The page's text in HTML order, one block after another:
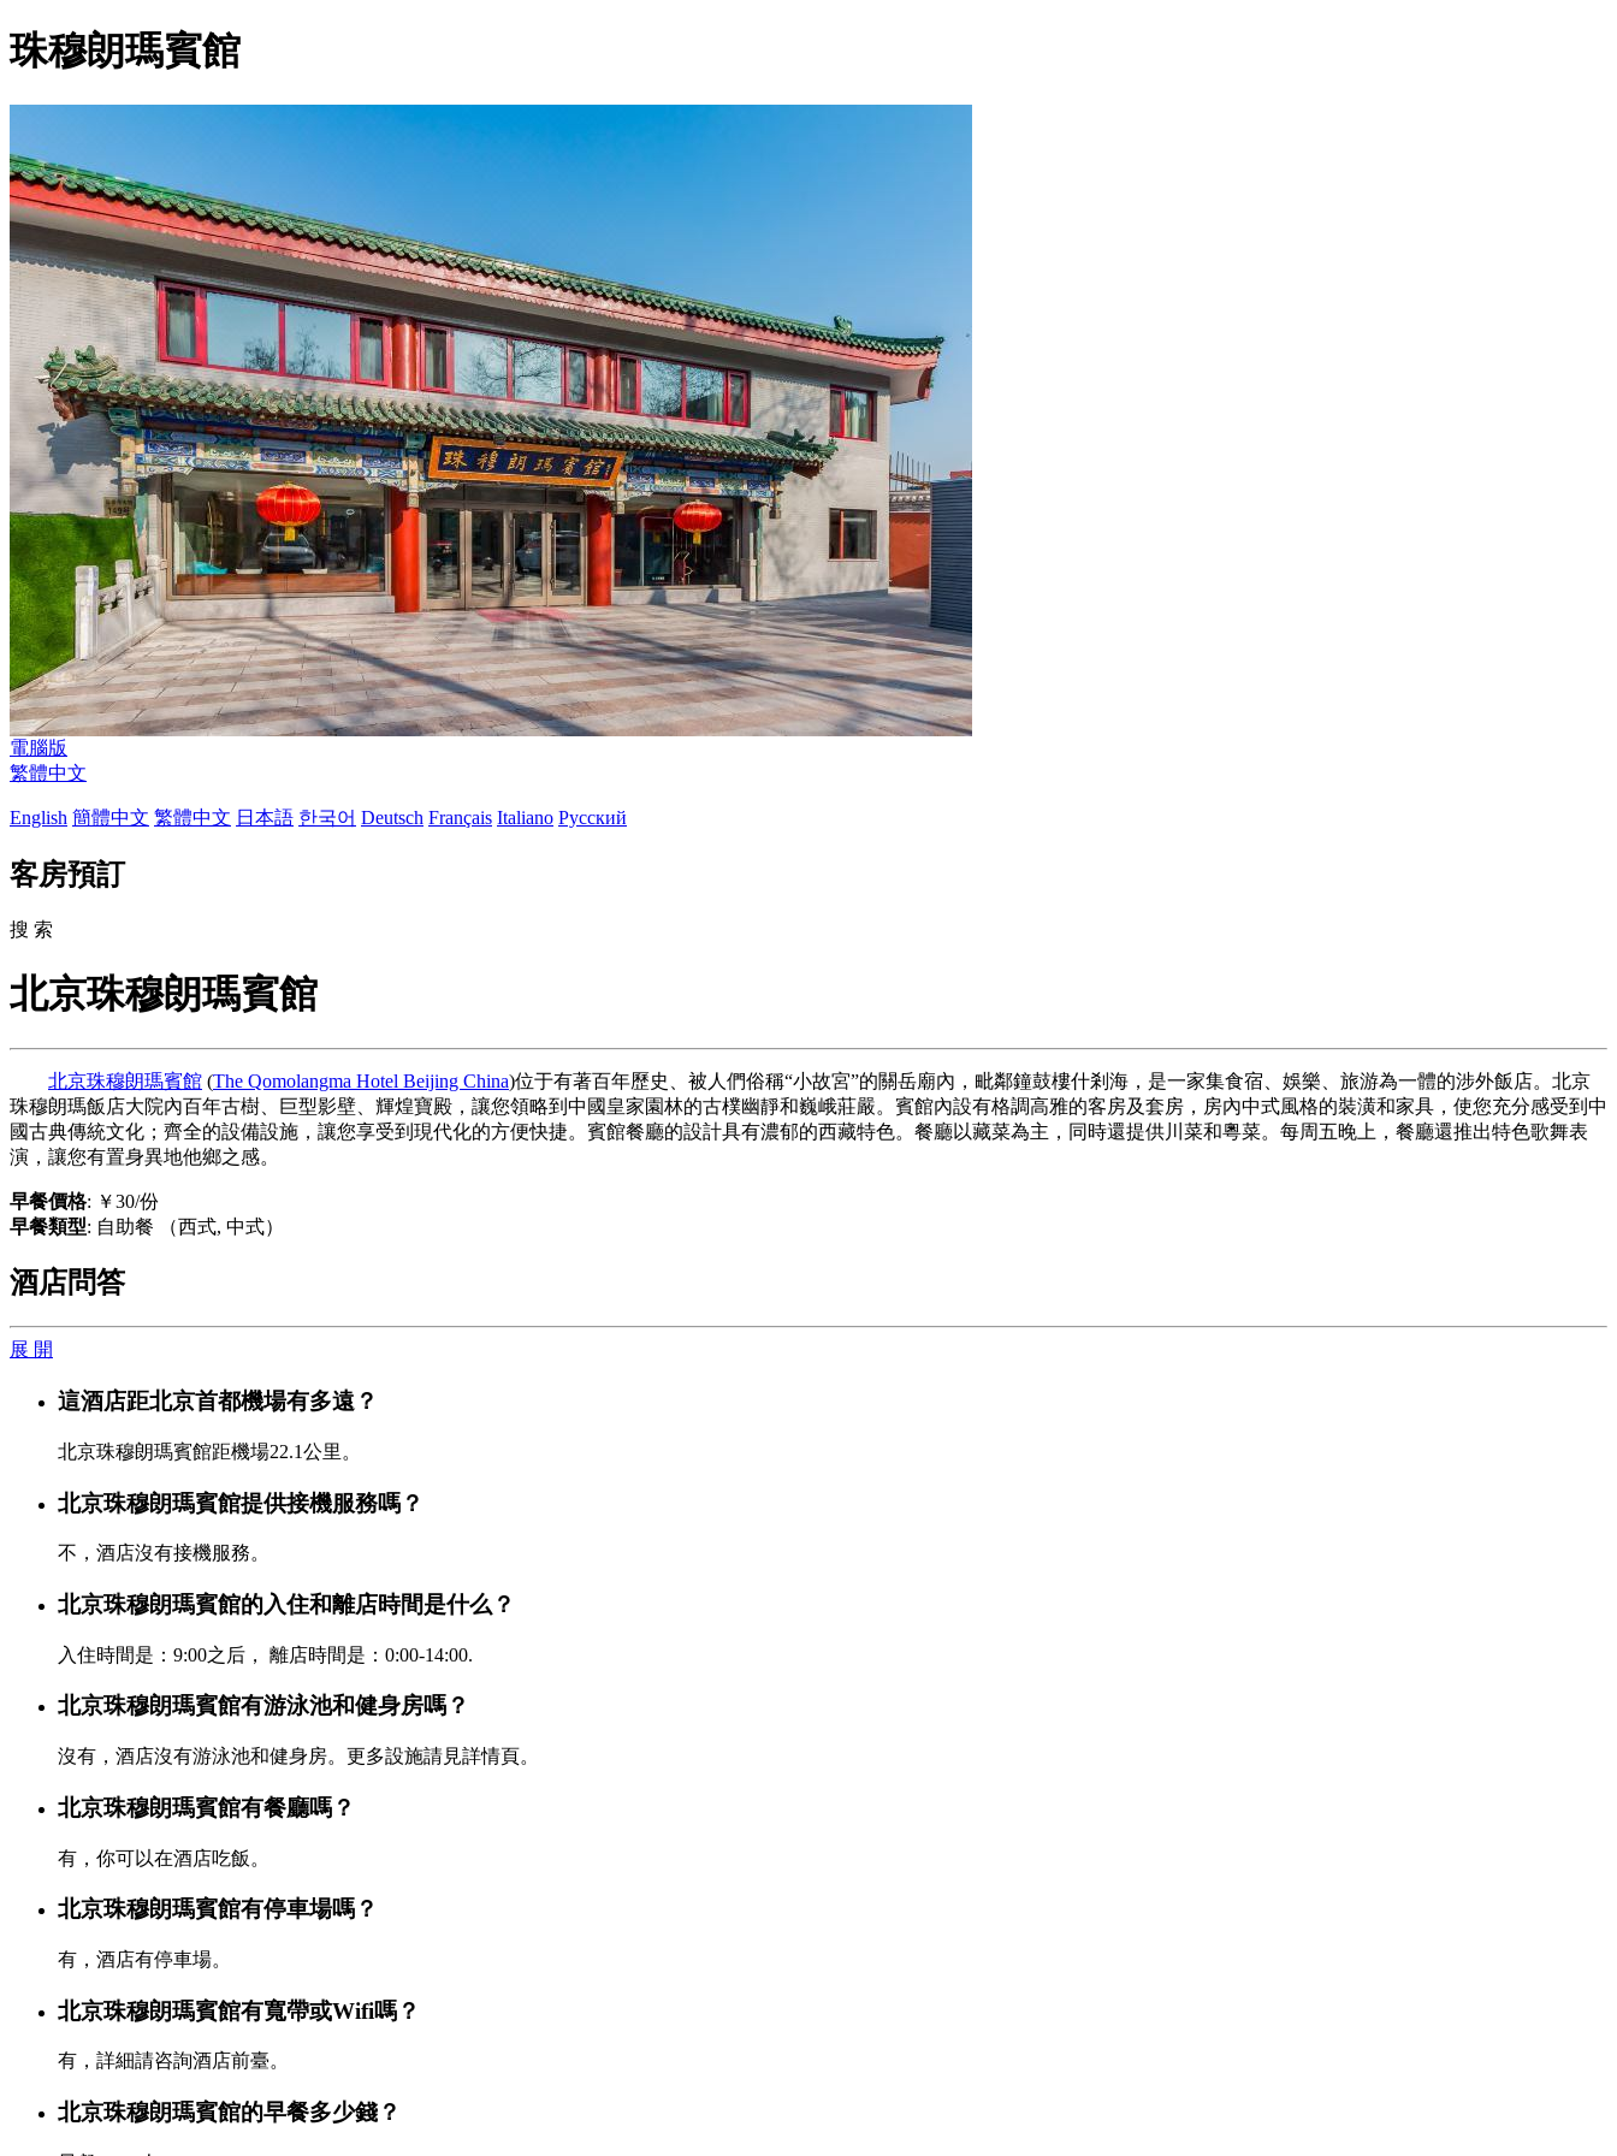
珠穆朗瑪賓館
電腦版
繁體中文
English 簡體中文 繁體中文 日本語 한국어 Deutsch Français Italiano Русский
客房預訂
搜 索
北京珠穆朗瑪賓館
北京珠穆朗瑪賓館 (The Qomolangma Hotel Beijing China)位于有著百年歷史、被人們俗稱“小故宮”的關岳廟內，毗鄰鐘鼓樓什剎海，是一家集食宿、娛樂、旅游為一體的涉外飯店。北京
珠穆朗瑪飯店大院內百年古樹、巨型影壁、輝煌寶殿，讓您領略到中國皇家園林的古樸幽靜和巍峨莊嚴。賓館內設有格調高雅的客房及套房，房內中式風格的裝潢和家具，使您充分感受到中
國古典傳統文化；齊全的設備設施，讓您享受到現代化的方便快捷。賓館餐廳的設計具有濃郁的西藏特色。餐廳以藏菜為主，同時還提供川菜和粵菜。每周五晚上，餐廳還推出特色歌舞表
演，讓您有置身異地他鄉之感。
早餐價格: ￥30/份
早餐類型: 自助餐 （西式, 中式）
酒店問答
展 開
這酒店距北京首都機場有多遠？
北京珠穆朗瑪賓館距機場22.1公里。
北京珠穆朗瑪賓館提供接機服務嗎？
不，酒店沒有接機服務。
北京珠穆朗瑪賓館的入住和離店時間是什么？
入住時間是：9:00之后， 離店時間是：0:00-14:00.
北京珠穆朗瑪賓館有游泳池和健身房嗎？
沒有，酒店沒有游泳池和健身房。更多設施請見詳情頁。
北京珠穆朗瑪賓館有餐廳嗎？
有，你可以在酒店吃飯。
北京珠穆朗瑪賓館有停車場嗎？
有，酒店有停車場。
北京珠穆朗瑪賓館有寬帶或Wifi嗎？
有，詳細請咨詢酒店前臺。
北京珠穆朗瑪賓館的早餐多少錢？